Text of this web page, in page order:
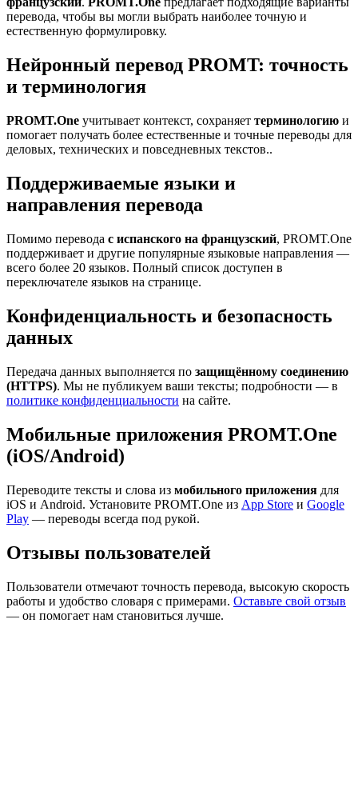
перевода, чтобы вы могли выбрать наиболее точную и
естественную формулировку.
Нейронный перевод PROMT: точность
и терминология
PROMT.One учитывает контекст, сохраняет терминологию и
помогает получать более естественные и точные переводы для
деловых, технических и повседневных текстов..
Поддерживаемые языки и
направления перевода
Помимо перевода с испанского на французский, PROMT.One
поддерживает и другие популярные языковые направления —
всего более 20 языков. Полный список доступен в
переключателе языков на странице.
Конфиденциальность и безопасность
данных
Передача данных выполняется по защищённому соединению
(HTTPS). Мы не публикуем ваши тексты; подробности — в
политике конфиденциальности на сайте.
Мобильные приложения PROMT.One
(iOS/Android)
Переводите тексты и слова из мобильного приложения для
iOS и Android. Установите PROMT.One из App Store и Google
Play — переводы всегда под рукой.
Отзывы пользователей
Пользователи отмечают точность перевода, высокую скорость
работы и удобство словаря с примерами. Оставьте свой отзыв
— он помогает нам становиться лучше.